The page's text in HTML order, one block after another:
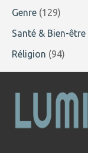
Genre (129)
Santé & Bien-être
Réligion (94)